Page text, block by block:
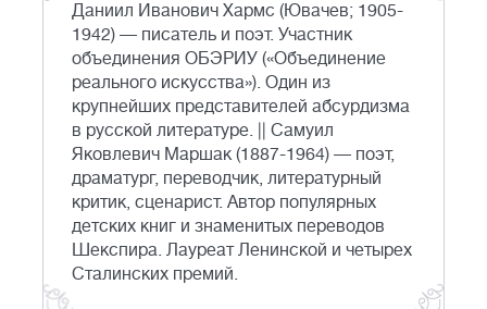
Даниил Иванович Хармс (Ювачев; 1905-
1942) — писатель и поэт. Участник
объединения ОБЭРИУ («Объединение
реального искусства»). Один из
крупнейших представителей абсурдизма
в русской литературе. || Самуил
Яковлевич Маршак (1887-1964) — поэт,
драматург, переводчик, литературный
критик, сценарист. Автор популярных
детских книг и знаменитых переводов
Шекспира. Лауреат Ленинской и четырех
Сталинских премий.